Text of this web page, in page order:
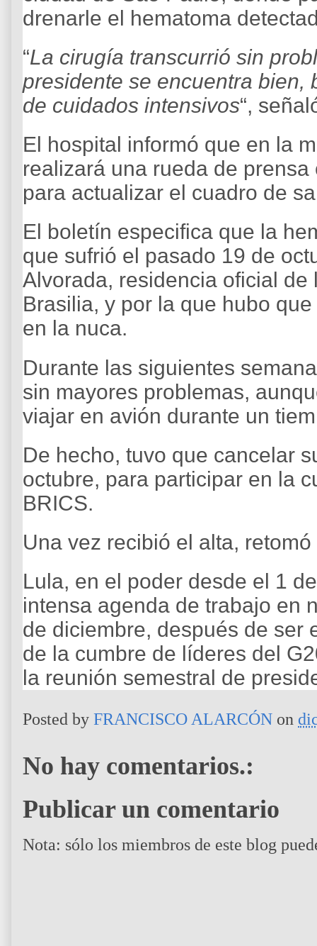
drenarle el hematoma
“La cirugía transcurrió sin
presidente se encuentra bien,
de cuidados intensivos“,
El hospital informó que en la
realizará una rueda de
para actualizar el cuadro de
El boletín especifica que la
que sufrió el pasado 19 de
Alvorada, residencia oficial
Brasilia, y por la que hubo
en la nuca.
Durante las siguientes
sin mayores problemas,
viajar en avión durante un
De hecho, tuvo que cancelar
octubre, para participar en la
BRICS.
Una vez recibió el alta,
Lula, en el poder desde el 1
intensa agenda de trabajo en
de diciembre, después de ser
de la cumbre de líderes del
la reunión semestral de
Posted by FRANCISCO ALARCÓN on
No hay comentarios.:
Publicar un comentario
Nota: sólo los miembros de este blog